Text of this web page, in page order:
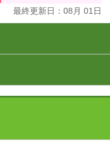
最終更新日： 08 月 01 日